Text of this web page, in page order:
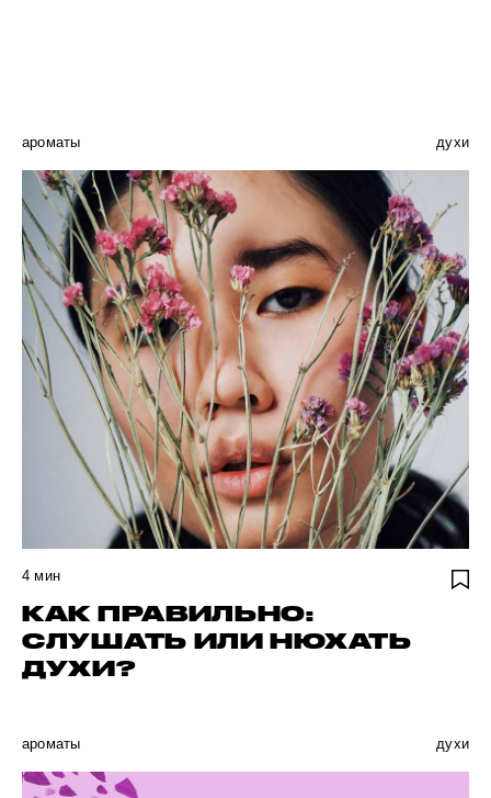
ароматы духи
4 мин
КАК ПРАВИЛЬНО:
СЛУШАТЬ ИЛИ НЮХАТЬ
ДУХИ?
ароматы духи